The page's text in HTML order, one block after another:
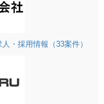
・採用情報（33案件）